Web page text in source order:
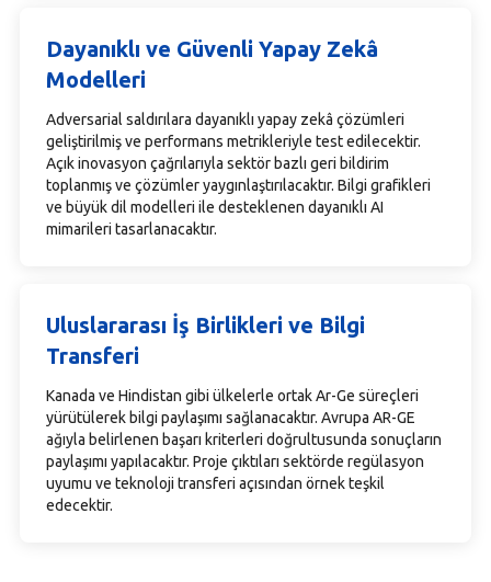
Dayanıklı ve Güvenli Yapay Zekâ
Modelleri
Adversarial saldırılara dayanıklı yapay zekâ çözümleri
geliştirilmiş ve performans metrikleriyle test edilecektir.
Açık inovasyon çağrılarıyla sektör bazlı geri bildirim
toplanmış ve çözümler yaygınlaştırılacaktır. Bilgi grafikleri
ve büyük dil modelleri ile desteklenen dayanıklı AI
mimarileri tasarlanacaktır.
Uluslararası İş Birlikleri ve Bilgi
Transferi
Kanada ve Hindistan gibi ülkelerle ortak Ar-Ge süreçleri
yürütülerek bilgi paylaşımı sağlanacaktır. Avrupa AR-GE
ağıyla belirlenen başarı kriterleri doğrultusunda sonuçların
paylaşımı yapılacaktır. Proje çıktıları sektörde regülasyon
uyumu ve teknoloji transferi açısından örnek teşkil
edecektir.